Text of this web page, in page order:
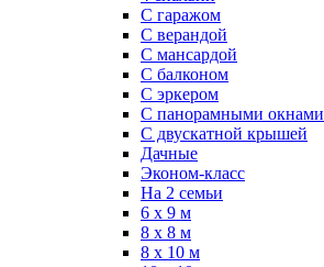
С гаражом
С верандой
С мансардой
С балконом
C эркером
С панорамными окнами
С двускатной крышей
Дачные
Эконом-класс
На 2 семьи
6 x 9 м
8 x 8 м
8 x 10 м